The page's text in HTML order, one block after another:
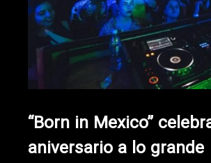
“Born in Mexico”
aniversario a lo grande